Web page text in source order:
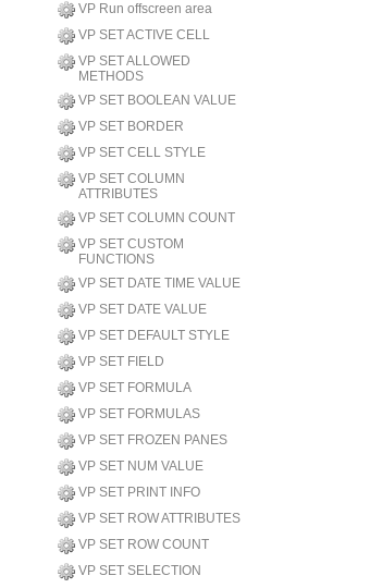
VP Run offscreen area
VP SET ACTIVE CELL
VP SET ALLOWED
METHODS
VP SET BOOLEAN VALUE
VP SET BORDER
VP SET CELL STYLE
VP SET COLUMN
ATTRIBUTES
VP SET COLUMN COUNT
VP SET CUSTOM
FUNCTIONS
VP SET DATE TIME VALUE
VP SET DATE VALUE
VP SET DEFAULT STYLE
VP SET FIELD
VP SET FORMULA
VP SET FORMULAS
VP SET FROZEN PANES
VP SET NUM VALUE
VP SET PRINT INFO
VP SET ROW ATTRIBUTES
VP SET ROW COUNT
VP SET SELECTION